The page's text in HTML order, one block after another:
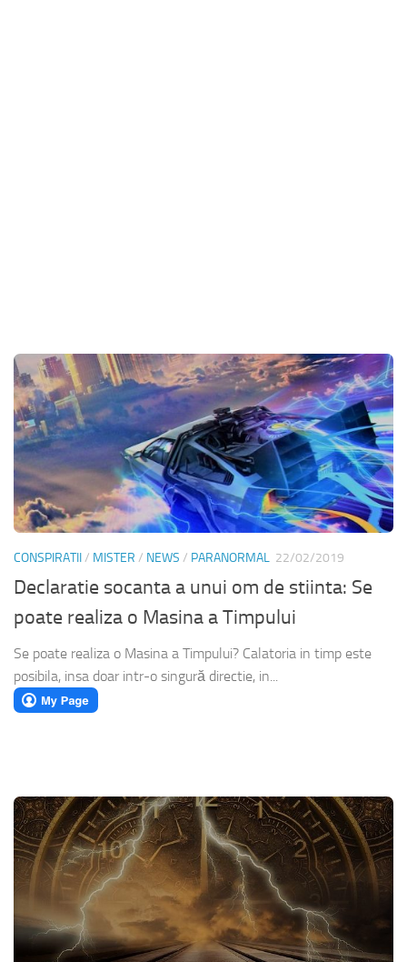
CONSPIRATII/ MISTER / NEWS / PARANORMAL 22/02/2019
Declaratie socanta a unui om de stiinta: Se
poate realiza o Masina a Timpului
Se poate realiza o Masina a Timpului? Calatoria in timp este
posibila, insa doar intr-o singură directie, in...